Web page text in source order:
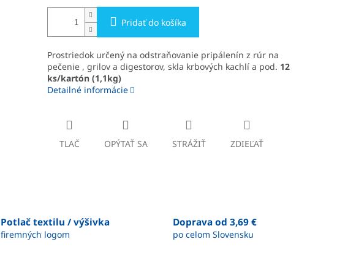
Pridať do košíka
Prostriedok určený na odstraňovanie pripálenín z rúr na
pečenie , grilov a digestorov, skla krbových kachlí a pod. 12
ks/kartón (1,1kg)
Detailné informácie
TLAČ OPÝTAŤ SA STRÁŽIŤ ZDIEĽAŤ
Potlač textilu / výšivka
firemných logom
Doprava od 3,69 €
po celom Slovensku